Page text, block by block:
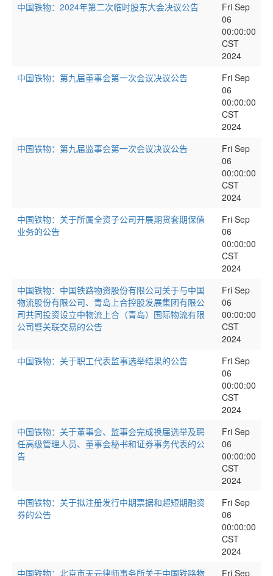
中国铁物：2024年第二次临时股东大会决议公告
Fri Sep
06
00:00:00
CST
2024
中国铁物：第九届董事会第一次会议决议公告
Fri Sep
06
00:00:00
CST
2024
中国铁物：第九届监事会第一次会议决议公告
Fri Sep
06
00:00:00
CST
2024
中国铁物：关于所属全资子公司开展期货套期保值
业务的公告
Fri Sep
06
00:00:00
CST
2024
中国铁物：中国铁路物资股份有限公司关于与中国
物流股份有限公司、青岛上合控股发展集团有限公
司共同投资设立中物流上合（青岛）国际物流有限
公司暨关联交易的公告
Fri Sep
06
00:00:00
CST
2024
中国铁物：关于职工代表监事选举结果的公告
Fri Sep
06
00:00:00
CST
2024
中国铁物：关于董事会、监事会完成换届选举及聘
任高级管理人员、董事会秘书和证券事务代表的公
告
Fri Sep
06
00:00:00
CST
2024
中国铁物：关于拟注册发行中期票据和超短期融资
券的公告
Fri Sep
06
00:00:00
CST
2024
中国铁物：北京市天元律师事务所关于中国铁路物
Fri Sep